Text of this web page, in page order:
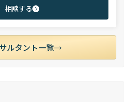
相談する
ルタント一覧